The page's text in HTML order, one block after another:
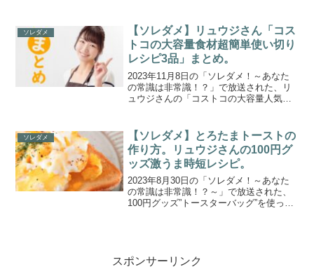
ます。ジャパンミートの新常識！では、
いっぱい買った安い...
ソレダメ
【ソレダメ】リュウジさん「コス
トコの大容量食材超簡単使い切り
レシピ3品」まとめ。
2023年11月8日の「ソレダメ！～あなた
の常識は非常識！？」で放送された、リ
ュウジさんの「コストコの大容量人気商
商品を徹底調査！忘年会、クリスマス、
お正月など、大勢...
ソレダメ
【ソレダメ】とろたまトーストの
作り方。リュウジさんの100円グ
ッズ激うま時短レシピ。
2023年8月30日の「ソレダメ！～あなた
の常識は非常識！？～」で放送された、
100円グッズ”トースターバッグ”を使っ
スポンサーリンク